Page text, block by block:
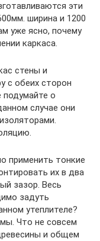
эти
ширина и 1200
уже ясно, почему
каркаса.
стены и
с обеих сторон
подумайте о
случае они
применить тонкие
их в два
зазор. Весь
задуть
утеплителе?
Что не совсем
и общем